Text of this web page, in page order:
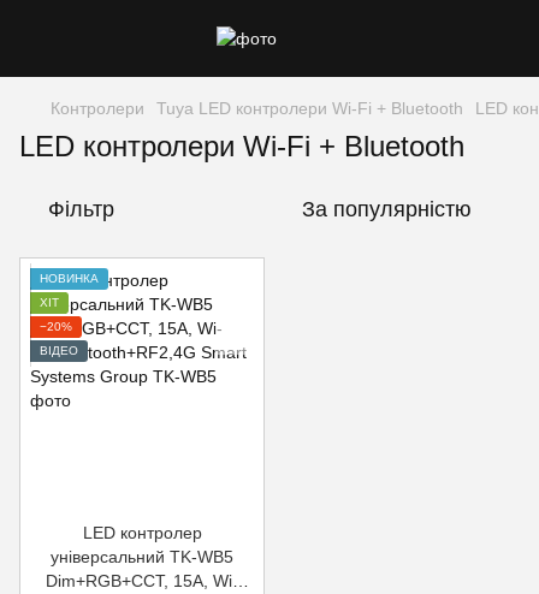
Контролери Tuya LED контролери Wi-Fi + Bluetooth LED
LED контролери Wi-Fi + Bluetooth
Фільтр За популярністю
НОВИНКА
ХІТ
−20%
ВІДЕО
LED контролер
універсальний TK-WB5
Dim+RGB+CCT, 15A, Wi-